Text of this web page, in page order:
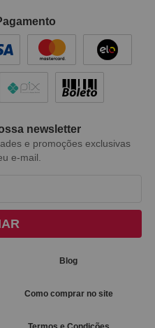
newsletter
e promoções exclusivas
e-mail.
Blog
Como comprar no site